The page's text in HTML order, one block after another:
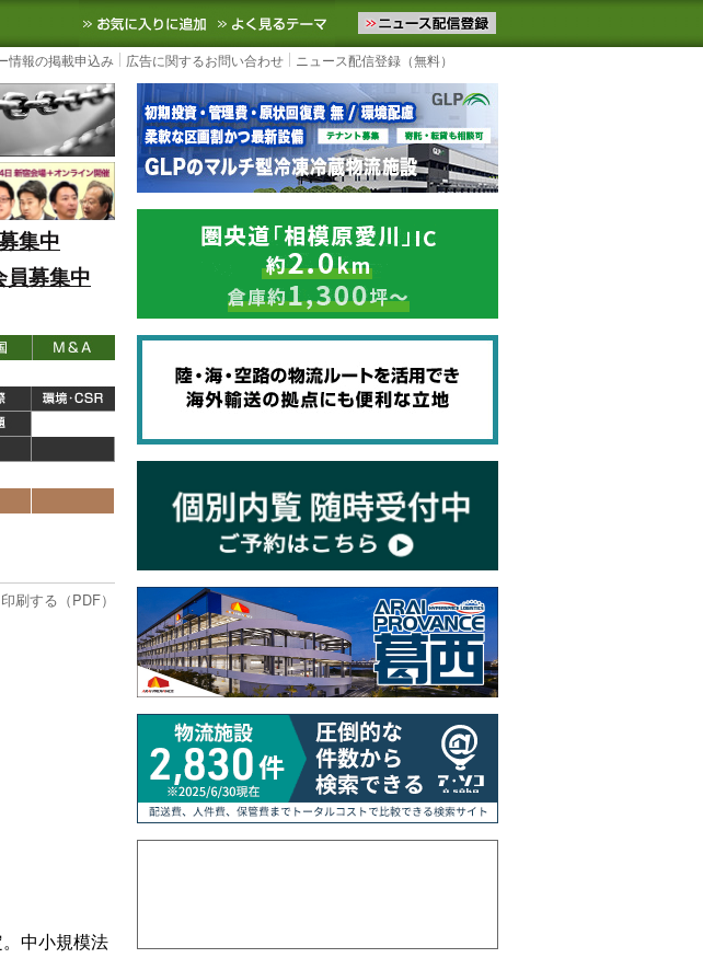
など国内外の最新の物流ニュースをお届けします。物流ニュースメール配信を登録す
お気に入りに追加 よく見るテーマ
情報の掲載申込み 広告に関するお問い合わせ ニュース配信登録（無料）
集中
募集中
刷する（PDF）
中小規模法